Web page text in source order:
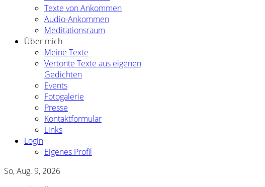
Texte von Ankommen
Audio-Ankommen
Meditationsraum
Über mich
Meine Texte
Vertonte Texte aus eigenen
Gedichten
Events
Fotogalerie
Presse
Kontaktformular
Links
Login
Eigenes Profil
So, Aug. 9, 2026